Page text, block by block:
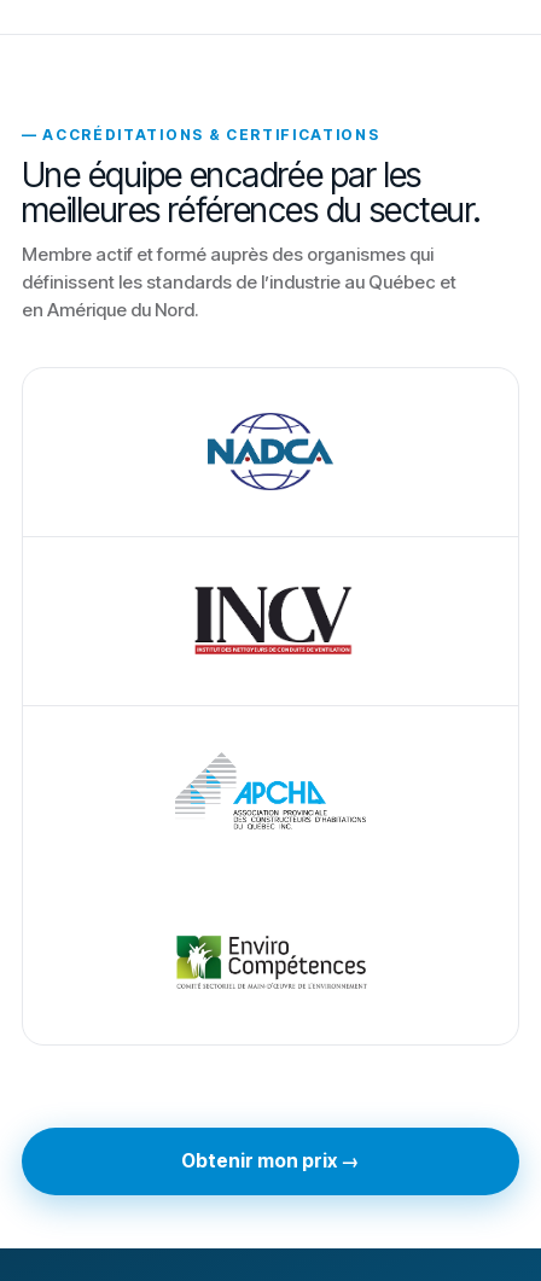
— ACCRÉDITATIONS & CERTIFICATIONS
Une équipe encadrée par les
meilleures références du secteur.
Membre actif et formé auprès des organismes qui
définissent les standards de l’industrie au Québec et
en Amérique du Nord.
Obtenir mon prix →